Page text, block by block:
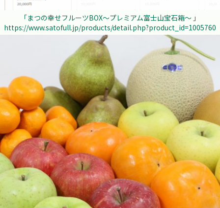
「まつの幸せフルーツBOX～プレミアム富士山宝石箱～ 」
https://www.satofull.jp/products/detail.php?product_id=1005760